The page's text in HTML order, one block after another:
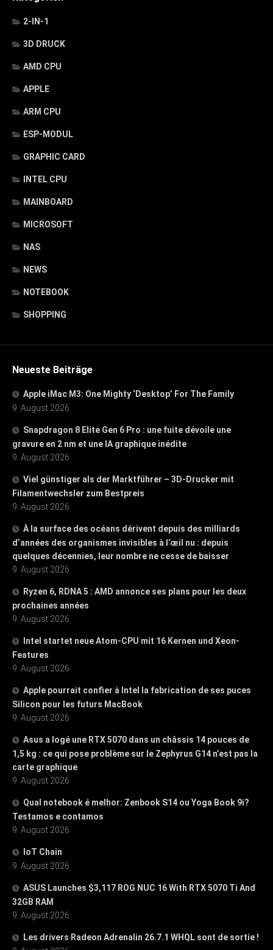
2-IN-1
3D DRUCK
AMD CPU
APPLE
ARM CPU
ESP-MODUL
GRAPHIC CARD
INTEL CPU
MAINBOARD
MICROSOFT
NAS
NEWS
NOTEBOOK
SHOPPING
Neueste Beiträge
Apple iMac M3: One Mighty ‘Desktop’ For The Family
9. August 2026
Snapdragon 8 Elite Gen 6 Pro : une fuite dévoile une
gravure en 2 nm et une IA graphique inédite
9. August 2026
Viel günstiger als der Marktführer – 3D-Drucker mit
Filamentwechsler zum Bestpreis
9. August 2026
À la surface des océans dérivent depuis des milliards
d’années des organismes invisibles à l’œil nu : depuis
quelques décennies, leur nombre ne cesse de baisser
9. August 2026
Ryzen 6, RDNA 5 : AMD annonce ses plans pour les deux
prochaines années
9. August 2026
Intel startet neue Atom-CPU mit 16 Kernen und Xeon-
Features
9. August 2026
Apple pourrait confier à Intel la fabrication de ses puces
Silicon pour les futurs MacBook
9. August 2026
Asus a logé une RTX 5070 dans un châssis 14 pouces de
1,5 kg : ce qui pose problème sur le Zephyrus G14 n’est pas la
carte graphique
9. August 2026
Qual notebook é melhor: Zenbook S14 ou Yoga Book 9i?
Testamos e contamos
9. August 2026
IoT Chain
9. August 2026
ASUS Launches $3,117 ROG NUC 16 With RTX 5070 Ti And
32GB RAM
9. August 2026
Les drivers Radeon Adrenalin 26.7.1 WHQL sont de sortie !